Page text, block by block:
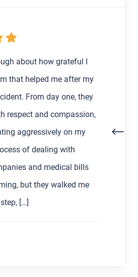
about how grateful I
that helped me after my
From day one, they
respect and compassion,
aggressively on my
of dealing with
and medical bills
but they walked me
[…]